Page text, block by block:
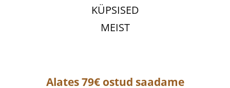
KÜPSISED
MEIST
Alates 79€ ostud saadame